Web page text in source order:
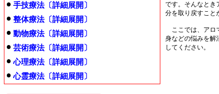
です。そんなとき
分を取り戻すこと
ここでは、アロ
身などの悩みを解
してください。
手技療法〔詳細展開〕
整体療法〔詳細展開〕
動物療法〔詳細展開〕
芸術療法〔詳細展開〕
心理療法〔詳細展開〕
心霊療法〔詳細展開〕